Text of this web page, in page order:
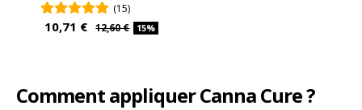
(15)
10,71 € 12,60 € 15%
Comment appliquer Canna Cure ?